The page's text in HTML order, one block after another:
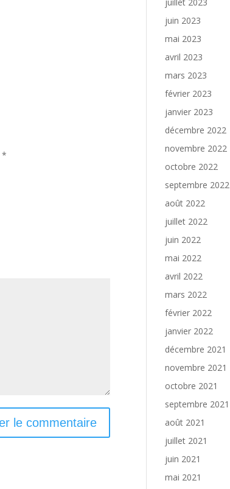
*
juin 2023
mai 2023
avril 2023
mars 2023
février 2023
janvier 2023
décembre 2022
novembre 2022
octobre 2022
septembre 2022
août 2022
juillet 2022
juin 2022
mai 2022
avril 2022
mars 2022
février 2022
janvier 2022
décembre 2021
novembre 2021
octobre 2021
septembre 2021
août 2021
juillet 2021
juin 2021
mai 2021